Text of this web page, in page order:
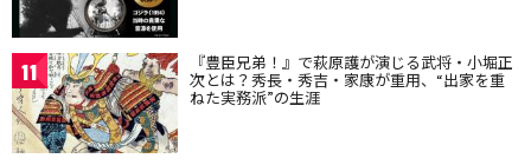
11 『豊臣兄弟！』で萩原護が演じる武将・小堀正
次とは？秀長・秀吉・家康が重用、“出家を重
ねた実務派”の生涯